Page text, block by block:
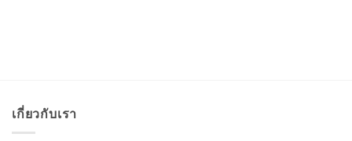
เกี่ยวกับเรา